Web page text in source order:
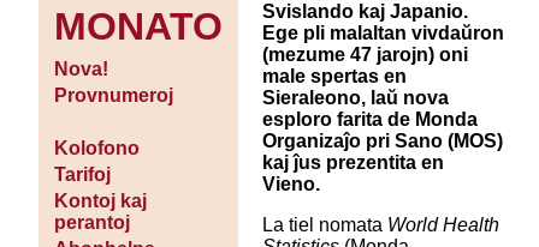
MONATO
Nova!
Provnumeroj
Kolofono
Tarifoj
Kontoj kaj
perantoj
Svislando kaj Japanio.
Ege pli malaltan vivdaŭron
(mezume 47 jarojn) oni
male spertas en
Sieraleono, laŭ nova
esploro farita de Monda
Organizaĵo pri Sano (MOS)
kaj ĵus prezentita en
Vieno.
La tiel nomata World Health